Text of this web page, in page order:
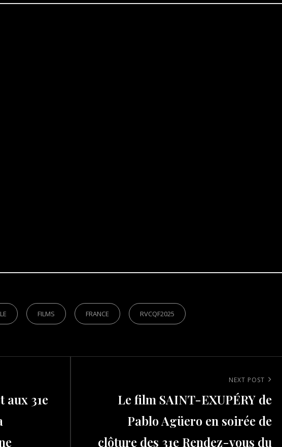
FILMS FRANCE RVCQF2025
aux 31e
NEXT POST
Le film SAINT-EXUPÉRY de
Pablo Agüero en soirée de
clôture des 31e Rendez-vous du